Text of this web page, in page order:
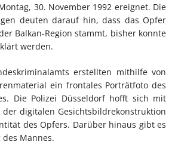
30. November 1992 ereignet. Die
deuten darauf hin, dass das Opfer
Balkan-Region stammt, bisher konnte
werden.
erstellten mithilfe von
ein frontales Porträtfoto des
Die Polizei Düsseldorf hofft sich mit
digitalen Gesichtsbildrekonstruktion
des Opfers. Darüber hinaus gibt es
des Mannes.